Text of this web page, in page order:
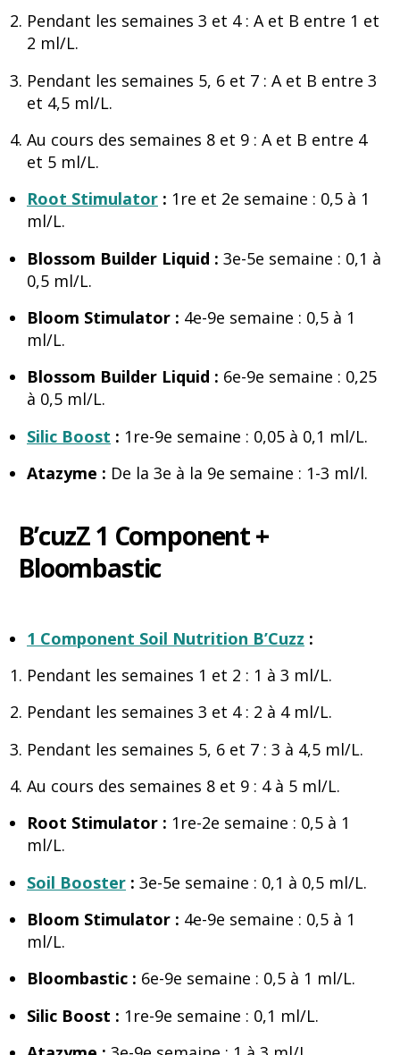
Pendant les semaines 3 et 4 : A et B entre 1 et
2 ml/L.
Pendant les semaines 5, 6 et 7 : A et B entre 3
et 4,5 ml/L.
Au cours des semaines 8 et 9 : A et B entre 4
et 5 ml/L.
Root Stimulator : 1re et 2e semaine : 0,5 à 1
ml/L.
Blossom Builder Liquid : 3e-5e semaine : 0,1 à
0,5 ml/L.
Bloom Stimulator : 4e-9e semaine : 0,5 à 1
ml/L.
Blossom Builder Liquid : 6e-9e semaine : 0,25
à 0,5 ml/L.
Silic Boost : 1re-9e semaine : 0,05 à 0,1 ml/L.
Atazyme : De la 3e à la 9e semaine : 1-3 ml/l.
B’cuzZ 1 Component +
Bloombastic
1 Component Soil Nutrition B’Cuzz :
Pendant les semaines 1 et 2 : 1 à 3 ml/L.
Pendant les semaines 3 et 4 : 2 à 4 ml/L.
Pendant les semaines 5, 6 et 7 : 3 à 4,5 ml/L.
Au cours des semaines 8 et 9 : 4 à 5 ml/L.
Root Stimulator : 1re-2e semaine : 0,5 à 1
ml/L.
Soil Booster : 3e-5e semaine : 0,1 à 0,5 ml/L.
Bloom Stimulator : 4e-9e semaine : 0,5 à 1
ml/L.
Bloombastic : 6e-9e semaine : 0,5 à 1 ml/L.
Silic Boost : 1re-9e semaine : 0,1 ml/L.